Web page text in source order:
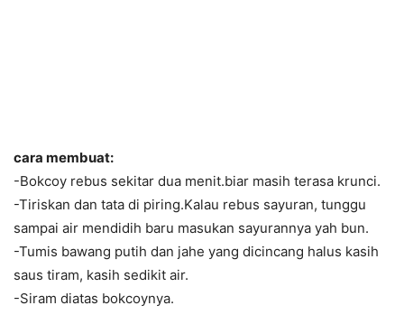
cara membuat:
-Bokcoy rebus sekitar dua menit.biar masih terasa krunci.
-Tiriskan dan tata di piring.Kalau rebus sayuran, tunggu
sampai air mendidih baru masukan sayurannya yah bun.
-Tumis bawang putih dan jahe yang dicincang halus kasih
saus tiram, kasih sedikit air.
-Siram diatas bokcoynya.